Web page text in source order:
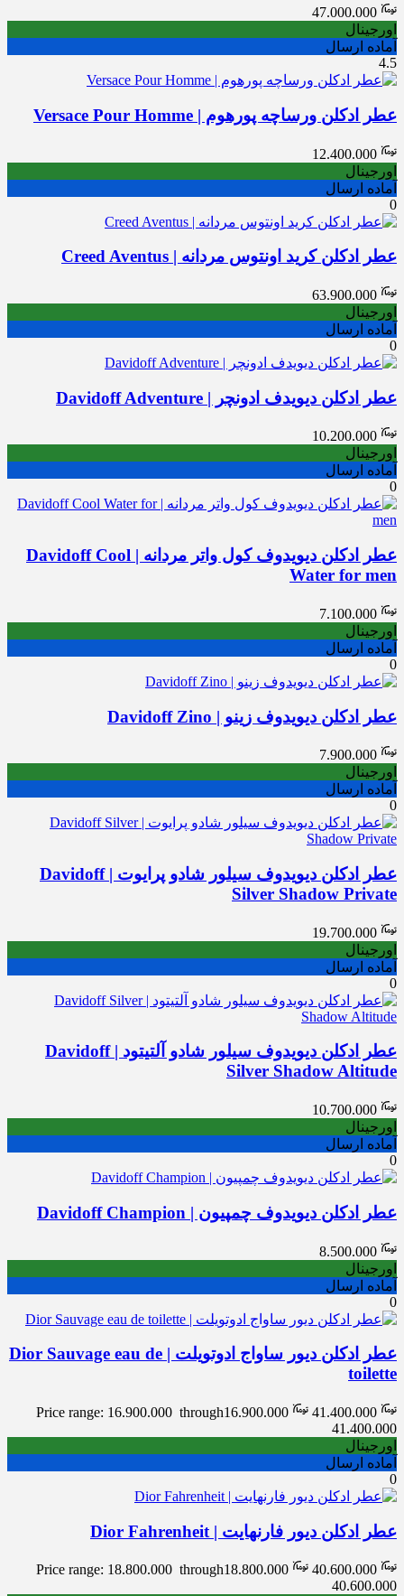
47.000.000
اورجینال
آماده ارسال
4.5
عطر ادکلن ورساچه پورهوم | Versace Pour Homme
12.400.000
اورجینال
آماده ارسال
0
عطر ادکلن کرید اونتوس مردانه | Creed Aventus
63.900.000
اورجینال
آماده ارسال
0
عطر ادکلن دیویدف ادونچر | Davidoff Adventure
10.200.000
اورجینال
آماده ارسال
0
عطر ادکلن دیویدوف کول واتر مردانه | Davidoff Cool
Water for men
7.100.000
اورجینال
آماده ارسال
0
عطر ادکلن دیویدوف زینو | Davidoff Zino
7.900.000
اورجینال
آماده ارسال
0
عطر ادکلن دیویدوف سیلور شادو پرایوت | Davidoff
Silver Shadow Private
19.700.000
اورجینال
آماده ارسال
0
عطر ادکلن دیویدوف سیلور شادو آلتیتود | Davidoff
Silver Shadow Altitude
10.700.000
اورجینال
آماده ارسال
0
عطر ادکلن دیویدوف چمپیون | Davidoff Champion
8.500.000
اورجینال
آماده ارسال
0
عطر ادکلن دیور ساواج ادوتویلت | Dior Sauvage eau de
toilette
41.400.000
16.900.000
Price range: 16.900.000 through
41.400.000
اورجینال
آماده ارسال
0
عطر ادکلن دیور فارنهایت | Dior Fahrenheit
40.600.000
18.800.000
Price range: 18.800.000 through
40.600.000